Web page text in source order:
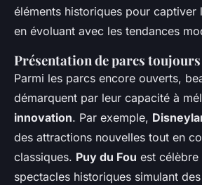
éléments historiques pour captiver
en évoluant avec les tendances
Présentation de parcs
Parmi les parcs encore ouverts,
démarquent par leur capacité à
innovation. Par exemple,
des attractions nouvelles tout en
classiques. Puy du Fou est célèbre
spectacles historiques simulant